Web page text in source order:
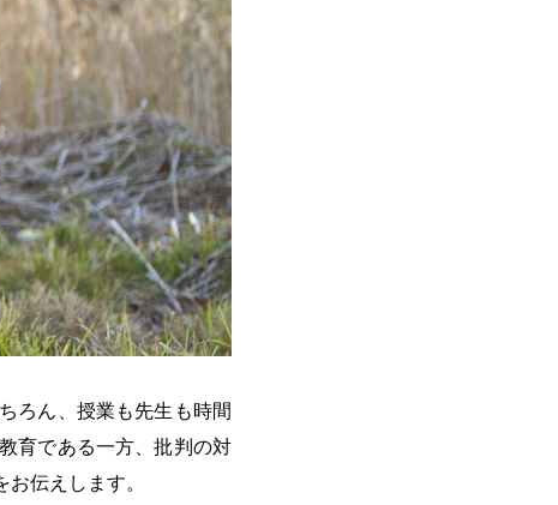
ろん、授業も先生も時間
育である一方、批判の対
伝えします。